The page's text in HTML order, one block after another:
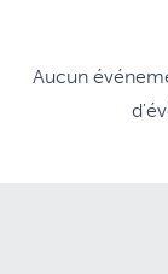
Aucun